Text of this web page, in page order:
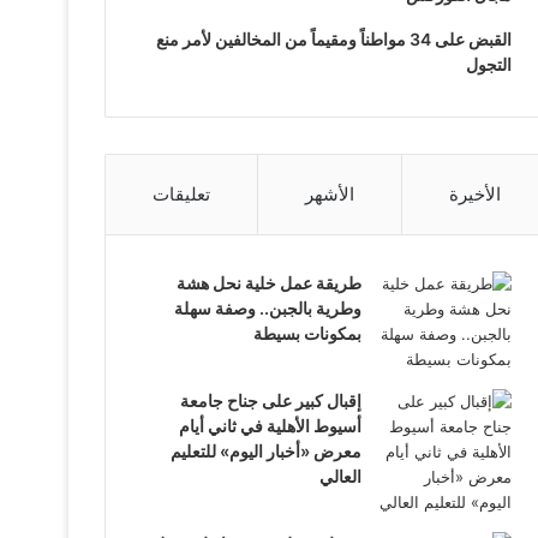
القبض على 34 مواطناً ومقيماً من المخالفين لأمر منع
التجول
الأخيرة الأشهر تعليقات
طريقة عمل خلية نحل هشة
وطرية بالجبن.. وصفة سهلة
بمكونات بسيطة
إقبال كبير على جناح جامعة
أسيوط الأهلية في ثاني أيام
معرض «أخبار اليوم» للتعليم
العالي